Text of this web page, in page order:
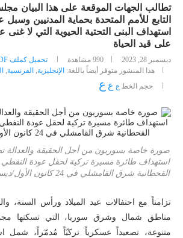
تطالب الجهات الموقعة على هذا البيان
التابع للأمم المتحدة بحماية المدنيين
استهداف البنى التحتية الحيوية التي لا غنى
على قيد الحياة
ديسمبر 28, 2023 990 مشاهدة
تحميل كملف PDF
هذا المنشور متوفر أيضاً باللغة: الإنجليزية, الفرنسية,
حجم الخط ع ع ع
صورة خاصة بسوريون من أجل الحقيقة والعدالة
استهداف طائرة مسيرة تركية لحقل عودة
القحطانية شرق القامشلي في 24 كانون الأول/ديسمبر 2023
تزامناً مع احتفالات عيد الميلاد ورأس
مناطق شمال وشرق سوريا، التي تسكنها
متنوعة، تصعيداً عسكرياً تركيّاً مُدمّراً، شمل